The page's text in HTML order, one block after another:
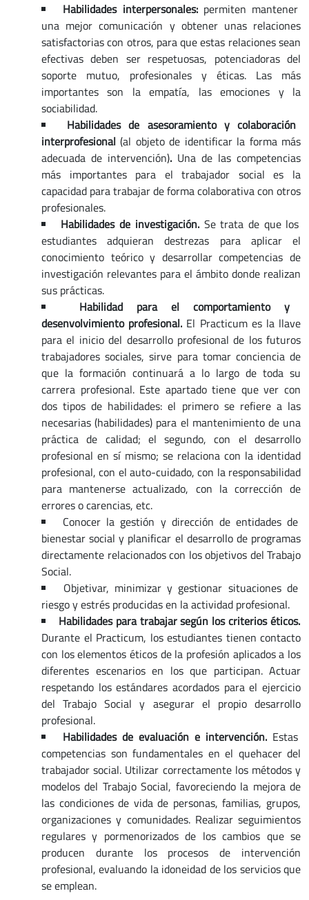
Habilidades interpersonales: permiten mantener
una mejor comunicación y obtener unas relaciones
satisfactorias con otros, para que estas relaciones sean
efectivas deben ser respetuosas, potenciadoras del
soporte mutuo, profesionales y éticas. Las más
importantes son la empatía, las emociones y la
sociabilidad.
Habilidades de asesoramiento y colaboración
interprofesional(al objeto de identificar la forma más
adecuada de intervención). Una de las competencias
más importantes para el trabajador social es la
capacidad para trabajar de forma colaborativa con otros
profesionales.
Habilidades de investigación. Se trata de que los
estudiantes adquieran destrezas para aplicar el
conocimiento teórico y desarrollar competencias de
investigación relevantes para el ámbito donde realizan
sus prácticas.
Habilidad para el comportamiento y
desenvolvimiento profesional. El Practicum es la llave
para el inicio del desarrollo profesional de los futuros
trabajadores sociales, sirve para tomar conciencia de
que la formación continuará a lo largo de toda su
carrera profesional. Este apartado tiene que ver con
dos tipos de habilidades: el primero se refiere a las
necesarias (habilidades) para el mantenimiento de una
práctica de calidad; el segundo, con el desarrollo
profesional en sí mismo; se relaciona con la identidad
profesional, con el auto-cuidado, con la responsabilidad
para mantenerse actualizado, con la corrección de
errores o carencias, etc.
Conocer la gestión y dirección de entidades de
bienestar social y planificar el desarrollo de programas
directamente relacionados con los objetivos del Trabajo
Social.
Objetivar, minimizar y gestionar situaciones de
riesgo y estrés producidas en la actividad profesional.
Habilidades para trabajar según los criterios éticos.
Durante el Practicum, los estudiantes tienen contacto
con los elementos éticos de la profesión aplicados a los
diferentes escenarios en los que participan. Actuar
respetando los estándares acordados para el ejercicio
del Trabajo Social y asegurar el propio desarrollo
profesional.
Habilidades de evaluación e intervención. Estas
competencias son fundamentales en el quehacer del
trabajador social. Utilizar correctamente los métodos y
modelos del Trabajo Social, favoreciendo la mejora de
las condiciones de vida de personas, familias, grupos,
organizaciones y comunidades. Realizar seguimientos
regulares y pormenorizados de los cambios que se
producen durante los procesos de intervención
profesional, evaluando la idoneidad de los servicios que
se emplean.